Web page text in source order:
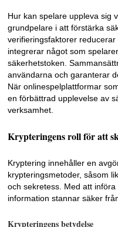
Hur kan spelare uppleva sig
grundpelare i att förstärka
verifieringsfaktorer
integrerar något som
säkerhetstoken.
användarna och garanterar
När onlinespelplattformar
en förbättrad upplevelse av
verksamhet.
Krypteringens roll för att
Kryptering innehåller en
krypteringsmetoder, såsom
och sekretess. Med att
information stannar säker
Krypteringens betydelse